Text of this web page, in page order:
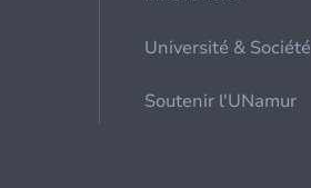
Université & Société
Soutenir l'UNamur